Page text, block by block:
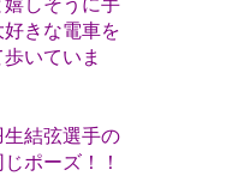
好きな電車を
いていま
結弦選手の
ポーズ！！